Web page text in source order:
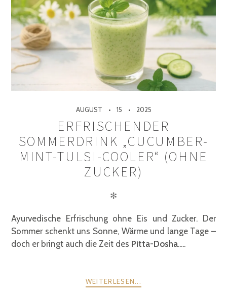
AUGUST 15 2025
ERFRISCHENDER
SOMMERDRINK „CUCUMBER-
MINT-TULSI-COOLER“ (OHNE
ZUCKER)
✻
Ayurvedische Erfrischung ohne Eis und Zucker. Der
Sommer schenkt uns Sonne, Wärme und lange Tage –
doch er bringt auch die Zeit des Pitta-Dosha.....
WEITERLESEN...